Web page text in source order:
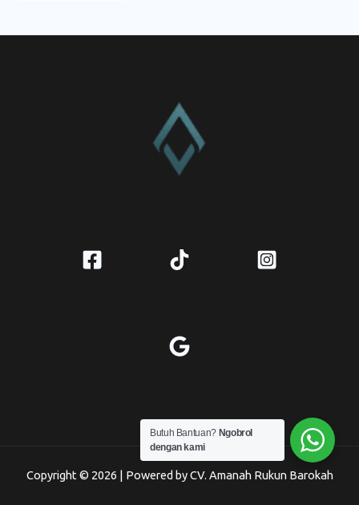
Copyright © 2026 | Powered by CV. Amanah Rukun Barokah
Butuh Bantuan? Ngobrol
dengan kami